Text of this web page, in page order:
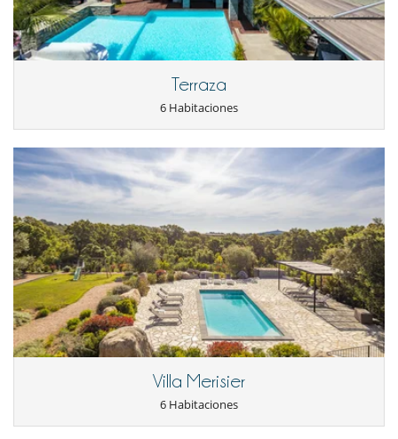
Terraza
6 Habitaciones
Villa Merisier
6 Habitaciones